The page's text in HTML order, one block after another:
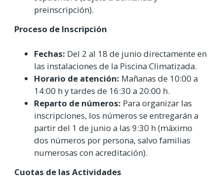
preinscripción).
Proceso de Inscripción
Fechas: Del 2 al 18 de junio directamente en
las instalaciones de la Piscina Climatizada.
Horario de atención: Mañanas de 10:00 a
14:00 h y tardes de 16:30 a 20:00 h.
Reparto de números: Para organizar las
inscripciones, los números se entregarán a
partir del 1 de junio a las 9:30 h (máximo
dos números por persona, salvo familias
numerosas con acreditación).
Cuotas de las Actividades